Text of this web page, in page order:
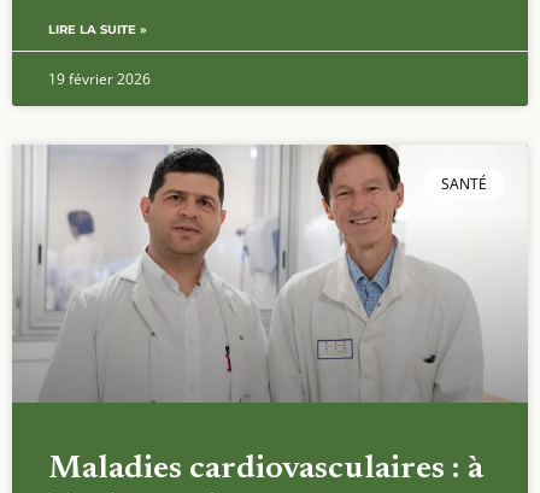
LIRE LA SUITE »
19 février 2026
SANTÉ
Maladies cardiovasculaires : à